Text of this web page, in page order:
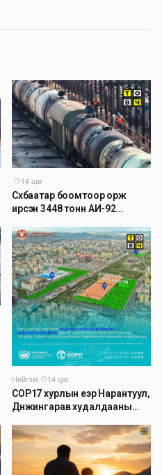
·
14 цаг
Сүхбаатар боомтоор орж
ирсэн 3448 тонн АИ-92
буулгах ажлыг зохион
байгуулж байна
Нийгэм·
14 цаг
COP17 хурлын үеэр Нарантуул,
Дүнжингарав худалдааны
хаана